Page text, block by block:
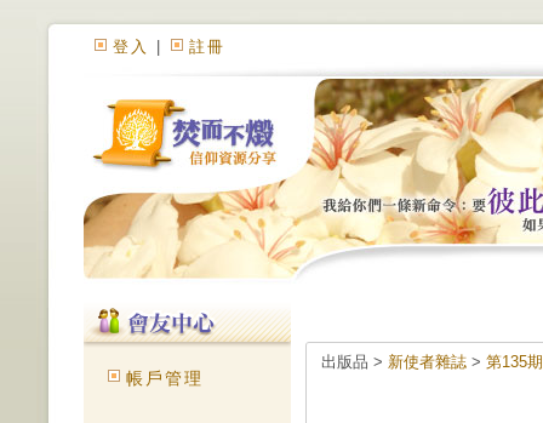
登入 註冊
帳戶管理
出版品 > 新使者雜誌 > 第135